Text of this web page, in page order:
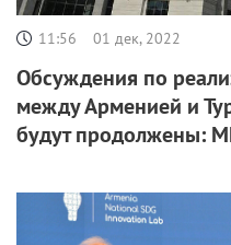
11:56 01 дек, 2022
Обсуждения по
между Арменией и
будут продолжены: